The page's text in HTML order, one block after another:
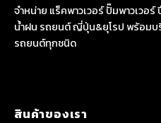
จำหน่าย แร็คพาวเวอร์ ปั๊มพาวเวอ
น้ำฝน รถยนต์ ญี่ปุ่น&ยุโรป พร้อมบ
รถยนต์ทุกชนิด
สินค้าของเรา